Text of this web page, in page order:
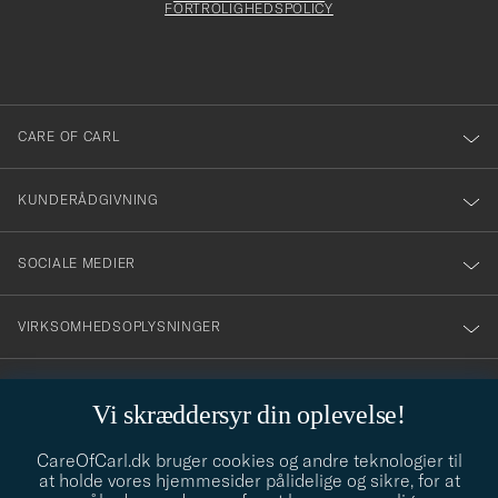
Vi skræddersyr din oplevelse!
CareOfCarl.dk bruger cookies og andre teknologier til
at holde vores hjemmesider pålidelige og sikre, for at
dig
till
vårt
nyhetsbrev!
FORTROLIGHEDSPOLICY
CARE OF CARL
KUNDERÅDGIVNING
SOCIALE MEDIER
VIRKSOMHEDSOPLYSNINGER
Behøver du hjælp til at finde din stil? Lad os hjælpe dig, vi hjælper
gerne til!